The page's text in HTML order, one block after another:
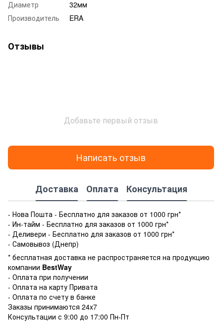
Диаметр
32мм
Производитель
ERA
Отзывы
Добавьте первый отзыв
Написать отзыв
Доставка Оплата Консультация
- Нова Пошта - Бесплатно для заказов от 1000 грн*
- Ин-тайм - Бесплатно для заказов от 1000 грн*
- Деливери - Бесплатно для заказов от 1000 грн*
- Самовывоз (Днепр)
* бесплатная доставка не распространяется на продукцию
компании BestWay
- Оплата при получении
- Оплата на карту Привата
- Оплата по счету в банке
Заказы принимаются 24x7
Консультации с 9:00 до 17:00 Пн-Пт